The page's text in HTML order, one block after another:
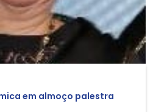
em almoço palestra